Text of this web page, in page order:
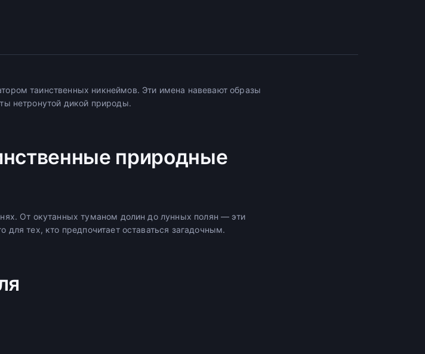
таинственных никнеймов. Эти имена навевают образы
нетронутой дикой природы.
природные
От окутанных туманом долин до лунных полян — эти
для тех, кто предпочитает оставаться загадочным.